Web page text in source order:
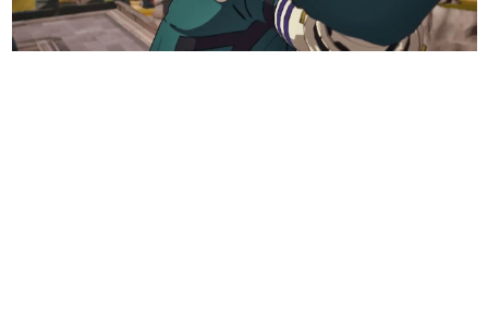
なんでゲームは面白い？